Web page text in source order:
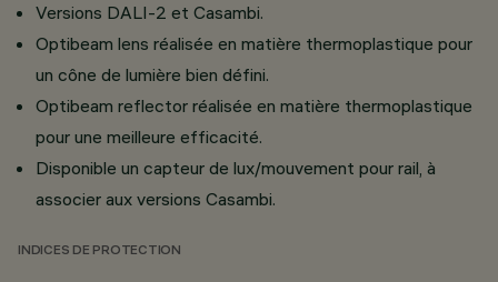
Versions DALI-2 et Casambi.
Optibeam lens réalisée en matière thermoplastique pour
un cône de lumière bien défini.
Optibeam reflector réalisée en matière thermoplastique
pour une meilleure efficacité.
Disponible un capteur de lux/mouvement pour rail, à
associer aux versions Casambi.
INDICES DE PROTECTION